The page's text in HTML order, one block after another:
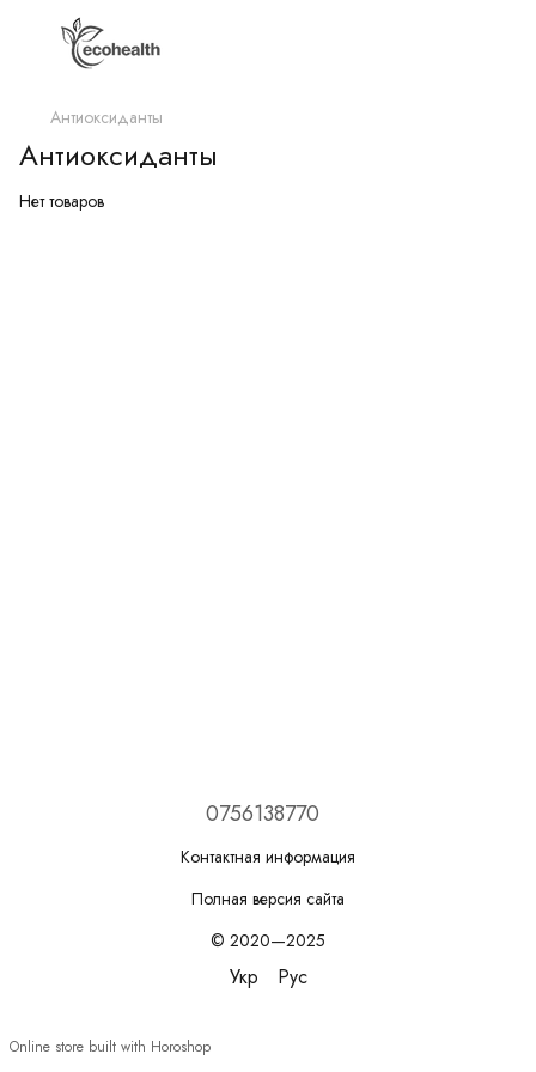
Антиоксиданты
Антиоксиданты
Нет товаров
0756138770
Контактная информация
Полная версия сайта
© 2020—2025
Укр Рус
Online store built with Horoshop